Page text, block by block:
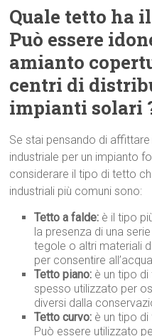
Quale tetto ha
Può essere
amianto
centri di
impianti solari
Se stai pensando di
industriale per un impianto
considerare il tipo di tetto
industriali più comuni sono:
Tetto a falde: è il tipo
la presenza di una
tegole o altri materiali
per consentire
Tetto piano: è un tipo
spesso utilizzato per
diversi dalla
Tetto curvo: è un tipo
Può essere utilizzato